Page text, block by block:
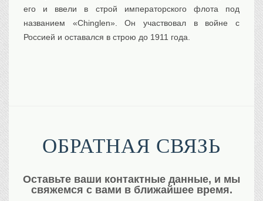
его и ввели в строй императорского флота под
названием «Chinglen». Он участвовал в войне с
Россией и оставался в строю до 1911 года.
ОБРАТНАЯ СВЯЗЬ
Оставьте ваши контактные данные, и мы
свяжемся с вами в ближайшее время.